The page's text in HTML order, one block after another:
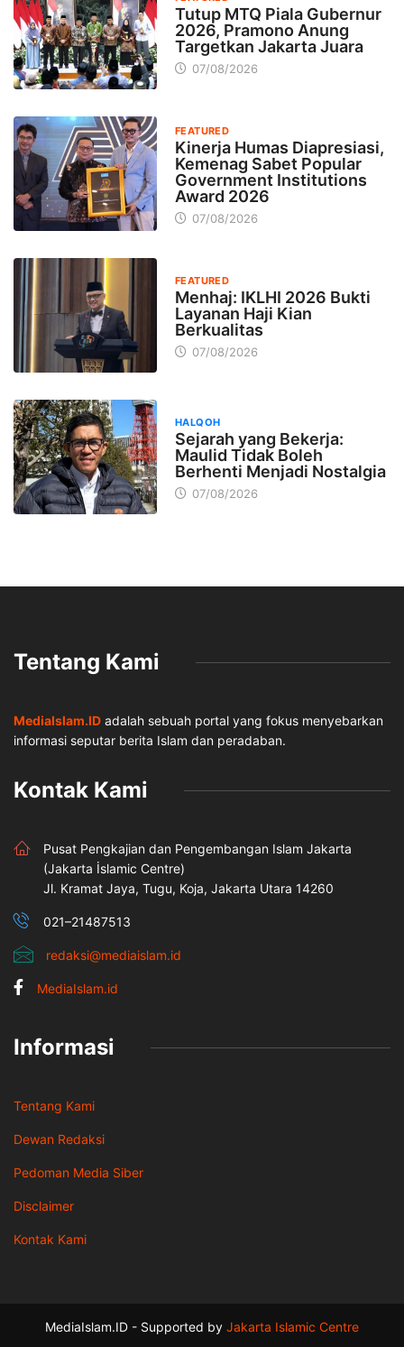
Tutup MTQ Piala Gubernur
2026, Pramono Anung
Targetkan Jakarta Juara
07/08/2026
FEATURED
Kinerja Humas Diapresiasi,
Kemenag Sabet Popular
Government Institutions
Award 2026
07/08/2026
FEATURED
Menhaj: IKLHI 2026 Bukti
Layanan Haji Kian
Berkualitas
07/08/2026
HALQOH
Sejarah yang Bekerja:
Maulid Tidak Boleh
Berhenti Menjadi Nostalgia
07/08/2026
Tentang Kami
MediaIslam.ID adalah sebuah portal yang fokus menyebarkan
informasi seputar berita Islam dan peradaban.
Kontak Kami
Pusat Pengkajian dan Pengembangan Islam Jakarta
(Jakarta İslamic Centre)
Jl. Kramat Jaya, Tugu, Koja, Jakarta Utara 14260
021–21487513
redaksi@mediaislam.id
MediaIslam.id
Informasi
Tentang Kami
Dewan Redaksi
Pedoman Media Siber
Disclaimer
Kontak Kami
MediaIslam.ID - Supported by Jakarta Islamic Centre